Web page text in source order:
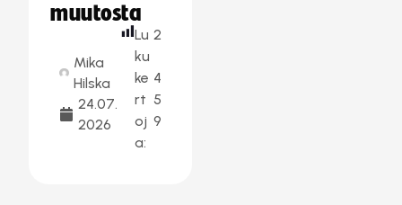
muutosta
Mika
Hilska
24.07.
2026
Lu
ku
ke
rt
oj
a:
2
4
5
9